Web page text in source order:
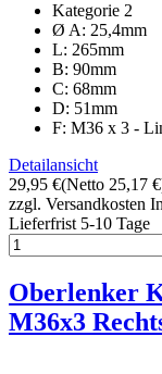
Kategorie 2
Ø A: 25,4mm
L: 265mm
B: 90mm
C: 68mm
D: 51mm
F: M36 x 3 -
Detailansicht
29,95 €(Netto 25,17
zzgl. Versandkosten
Lieferfrist 5-10 Tage
Oberlenker
M36x3